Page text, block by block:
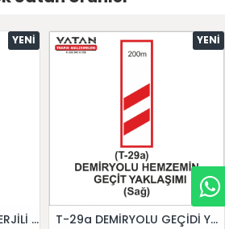
YENI
SOLAR LED'Lİ GÜNEŞ ENERJİLİ LEVHA
YENI
T-29a DEMİRYOLU GEÇİDİ YAKLAŞIM LEVHALARI (Sağ)